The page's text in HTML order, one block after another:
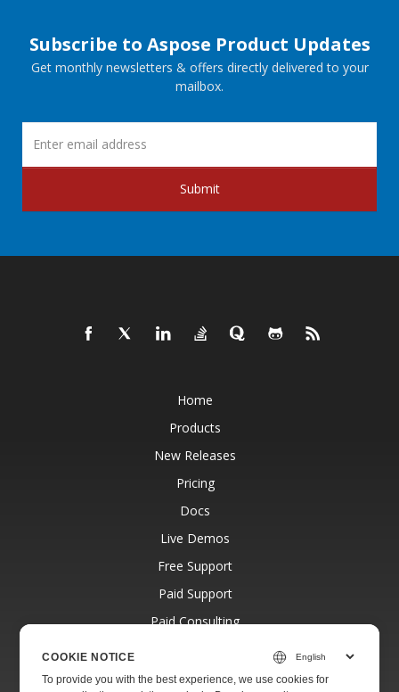
Subscribe to Aspose Product Updates
Get monthly newsletters & offers directly delivered to your
mailbox.
Submit
Home
Products
New Releases
Pricing
Docs
Live Demos
Free Support
Paid Support
Paid Consulting
Websites
COOKIE NOTICE
To provide you with the best experience, we use cookies for